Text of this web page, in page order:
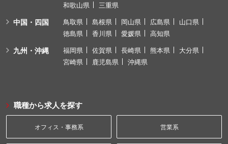
和歌山県
三重県
中国・四国 鳥取県 島根県 岡山県 広島県
山口県
徳島県
香川県 愛媛県 高知県
九州・沖縄 福岡県 佐賀県 長崎県 熊本県
大分県
宮崎県
鹿児島県 沖縄県
職種から求人を探す
オフィス・事務系 営業系